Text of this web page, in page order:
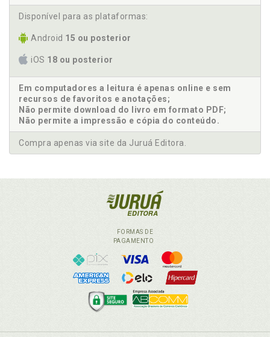
Disponível para as plataformas:
Android 15 ou posterior
iOS 18 ou posterior
Em computadores a leitura é apenas online e sem
recursos de favoritos e anotações;
Não permite download do livro em formato PDF;
Não permite a impressão e cópia do conteúdo.
Compra apenas via site da Juruá Editora.
FORMAS DE
PAGAMENTO